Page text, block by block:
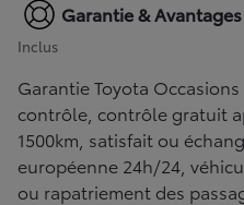
Garantie &
Inclus
Garantie Toyota
contrôle, contrôle gratuit
1500km, satisfait ou
européenne 24h/24,
ou rapatriement des